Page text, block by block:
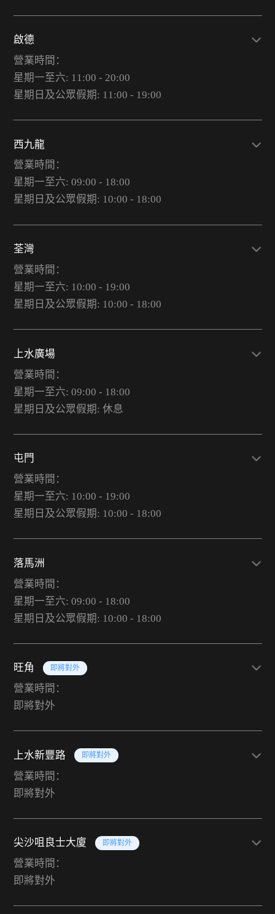
啟德
營業時間：
星期一至六: 11:00 - 20:00
星期日及公眾假期: 11:00 - 19:00
西九龍
營業時間：
星期一至六: 09:00 - 18:00
星期日及公眾假期: 10:00 - 18:00
荃灣
營業時間：
星期一至六: 10:00 - 19:00
星期日及公眾假期: 10:00 - 18:00
上水廣場
營業時間：
星期一至六: 09:00 - 18:00
星期日及公眾假期: 休息
屯門
營業時間：
星期一至六: 10:00 - 19:00
星期日及公眾假期: 10:00 - 18:00
落馬洲
營業時間：
星期一至六: 09:00 - 18:00
星期日及公眾假期: 10:00 - 18:00
旺角 即將對外
營業時間：
即將對外
上水新豐路 即將對外
營業時間：
即將對外
尖沙咀良士大廈 即將對外
營業時間：
即將對外